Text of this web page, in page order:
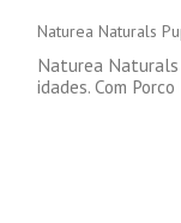
Naturea Naturals
Naturea Naturals
idades. Com